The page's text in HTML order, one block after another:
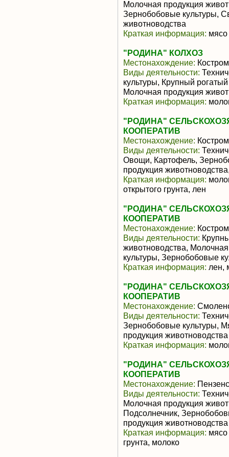
Молочная продукция
Зернобобовые культуры,
животноводства
Краткая информация: мясо
"РОДИНА" КОЛХОЗ
Местонахождение:
Виды деятельности:
культуры, Крупный
Молочная продукция
Краткая информация:
"РОДИНА"
КООПЕРАТИВ
Местонахождение:
Виды деятельности:
Овощи, Картофель,
продукция
Краткая информация:
открытого грунта, лен
"РОДИНА"
КООПЕРАТИВ
Местонахождение:
Виды деятельности:
животноводства,
культуры, Зернобобовые
Краткая информация: лен,
"РОДИНА"
КООПЕРАТИВ
Местонахождение:
Виды деятельности:
Зернобобовые культуры,
продукция животноводства
Краткая информация:
"РОДИНА"
КООПЕРАТИВ
Местонахождение:
Виды деятельности:
Молочная продукция
Подсолнечник,
продукция животноводства
Краткая информация: мясо
грунта, молоко